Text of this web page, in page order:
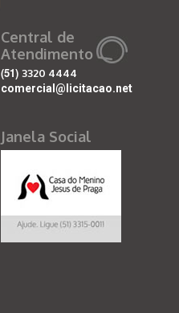
Central de
Atendimento
(51) 3320 4444
comercial@licitacao.net
Janela Social